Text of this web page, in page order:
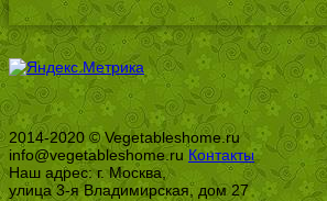
2014-2020 © Vegetableshome.ru
info@vegetableshome.ru Контакты
Наш адрес: г. Москва,
улица 3-я Владимирская, дом 27